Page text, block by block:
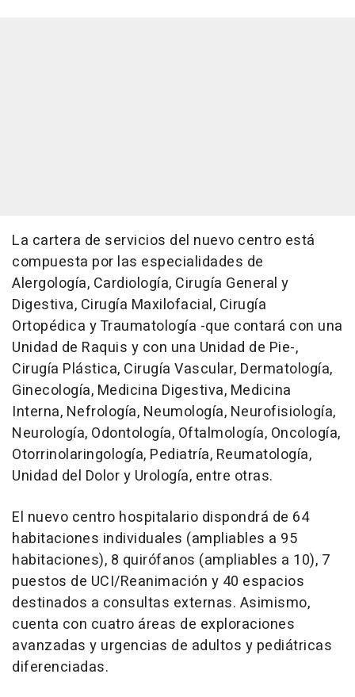
La cartera de servicios del nuevo centro está
compuesta por las especialidades de
Alergología, Cardiología, Cirugía General y
Digestiva, Cirugía Maxilofacial, Cirugía
Ortopédica y Traumatología -que contará con una
Unidad de Raquis y con una Unidad de Pie-,
Cirugía Plástica, Cirugía Vascular, Dermatología,
Ginecología, Medicina Digestiva, Medicina
Interna, Nefrología, Neumología, Neurofisiología,
Neurología, Odontología, Oftalmología, Oncología,
Otorrinolaringología, Pediatría, Reumatología,
Unidad del Dolor y Urología, entre otras.
El nuevo centro hospitalario dispondrá de 64
habitaciones individuales (ampliables a 95
habitaciones), 8 quirófanos (ampliables a 10), 7
puestos de UCI/Reanimación y 40 espacios
destinados a consultas externas. Asimismo,
cuenta con cuatro áreas de exploraciones
avanzadas y urgencias de adultos y pediátricas
diferenciadas.